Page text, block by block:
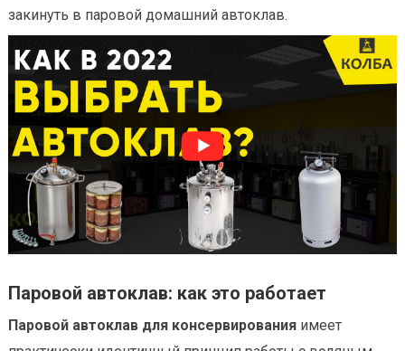
закинуть в паровой домашний автоклав.
Паровой автоклав: как это работает
Паровой автоклав для консервирования имеет